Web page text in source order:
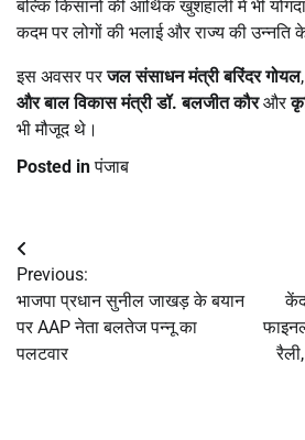
बल्कि किसानों की आर्थिक खुशहाली में भी
कदम पर लोगों की भलाई और राज्य की उन्नति
इस अवसर परजल संसाधन मंत्री बरिंदर गोयल
और बाल विकास मंत्री डॉ. बलजीत कौरऔर
भी मौजूद थे।
Posted inपंजाब
Post
navigation
Previous:
भाजपा प्रधान सुनील जाखड़ के बयान
पर AAP नेता बलतेज पन्नू का
पलटवार